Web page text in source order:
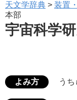
天文学辞典 > 装置
本部
宇宙科学
よみ方 う